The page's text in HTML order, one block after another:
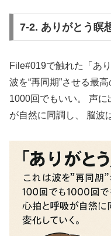
7-2. ありがとう瞑
File#019で触れた「あ
波を“再同期”させる最
1000回でもいい。 声
が自然に同調し、 脳波